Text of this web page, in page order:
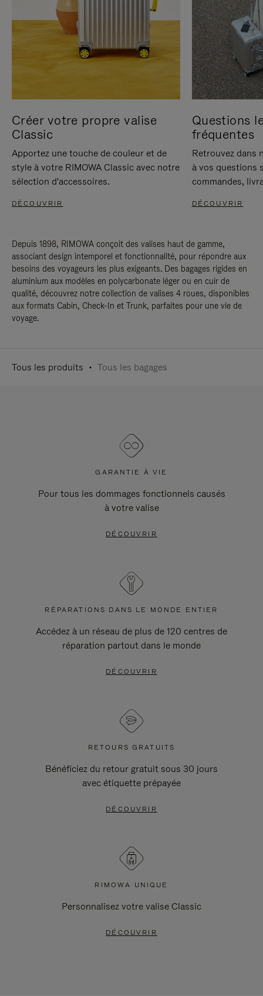
Créer votre propre valise
Classic
Apportez une touche de couleur et de
style à votre RIMOWA Classic avec notre
sélection d'accessoires.
DÉCOUVRIR
Questions
fréquentes
Retrouvez dans
à vos questions
commandes,
DÉCOUVRIR
Depuis 1898, RIMOWA conçoit des valises haut de gamme,
associant design intemporel et fonctionnalité, pour répondre aux
besoins des voyageurs les plus exigeants. Des bagages rigides en
aluminium aux modèles en polycarbonate léger ou en cuir de
qualité, découvrez notre collection de valises 4 roues, disponibles
aux formats Cabin, Check-In et Trunk, parfaites pour une vie de
voyage.
Tous les produits Tous les bagages
GARANTIE À VIE
Pour tous les dommages fonctionnels causés
à votre valise
DÉCOUVRIR
RÉPARATIONS DANS LE MONDE ENTIER
Accédez à un réseau de plus de 120 centres de
réparation partout dans le monde
DÉCOUVRIR
RETOURS GRATUITS
Bénéficiez du retour gratuit sous 30 jours
avec étiquette prépayée
DÉCOUVRIR
RIMOWA UNIQUE
Personnalisez votre valise Classic
DÉCOUVRIR